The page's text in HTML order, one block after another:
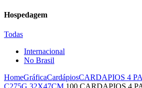
Hospedagem
Todas
Internacional
No Brasil
HomeGráficaCardápiosCARDAPIOS 4
C275G 32X47CM 100 CARDAPIOS 4